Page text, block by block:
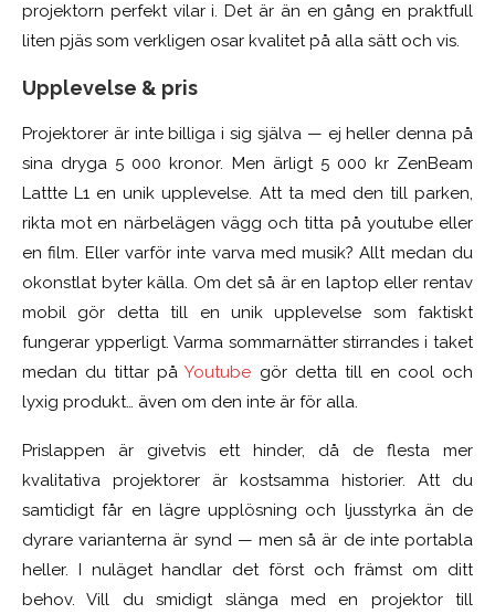
projektorn perfekt vilar i. Det är än en gång en praktfull
liten pjäs som verkligen osar kvalitet på alla sätt och vis.
Upplevelse & pris
Projektorer är inte billiga i sig själva — ej heller denna på
sina dryga 5 000 kronor. Men ärligt 5 000 kr ZenBeam
Lattte L1 en unik upplevelse. Att ta med den till parken,
rikta mot en närbelägen vägg och titta på youtube eller
en film. Eller varför inte varva med musik? Allt medan du
okonstlat byter källa. Om det så är en laptop eller rentav
mobil gör detta till en unik upplevelse som faktiskt
fungerar ypperligt. Varma sommarnätter stirrandes i taket
medan du tittar påYoutube gör detta till en cool och
lyxig produkt… även om den inte är för alla.
Prislappen är givetvis ett hinder, då de flesta mer
kvalitativa projektorer är kostsamma historier. Att du
samtidigt får en lägre upplösning och ljusstyrka än de
dyrare varianterna är synd — men så är de inte portabla
heller. I nuläget handlar det först och främst om ditt
behov. Vill du smidigt slänga med en projektor till